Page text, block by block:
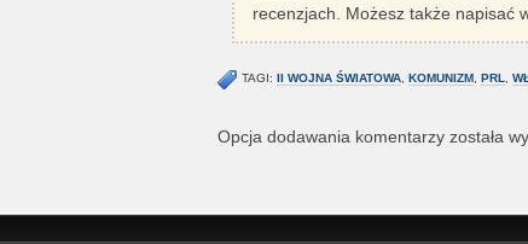
recenzjach. Możesz także napisać
TAGI: II WOJNA ŚWIATOWA, KOMUNIZM, PRL,
Opcja dodawania komentarzy została